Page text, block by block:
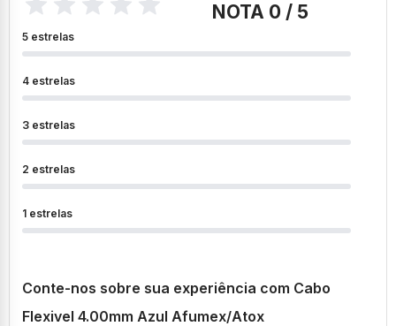
NOTA 0 / 5
5 estrelas
4 estrelas
3 estrelas
2 estrelas
1 estrelas
Conte-nos sobre sua experiência com Cabo
Flexivel 4.00mm Azul Afumex/Atox